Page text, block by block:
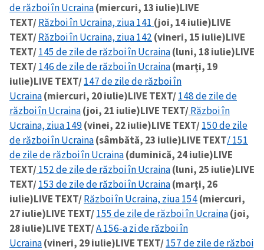
de război în Ucraina(miercuri, 13 iulie)LIVE
TEXT/Război în Ucraina, ziua 141 (joi, 14 iulie)LIVE
TEXT/Război în Ucraina, ziua 142 (vineri, 15 iulie)LIVE
TEXT/145 de zile de război în Ucraina(luni, 18 iulie)LIVE
TEXT/146 de zile de război în Ucraina(marți, 19
iulie)LIVE TEXT/147 de zile de război în
Ucraina(miercuri, 20 iulie)LIVE TEXT/148 de zile de
război în Ucraina(joi, 21 iulie)LIVE TEXT/Război în
Ucraina, ziua 149(vinei, 22 iulie)LIVE TEXT/150 de zile
de război în Ucraina(sâmbătă, 23 iulie)LIVE TEXT/ 151
de zile de război în Ucraina(duminică, 24 iulie)LIVE
TEXT/152 de zile de război în Ucraina(luni, 25 iulie)LIVE
TEXT/153 de zile de război în Ucraina(marți, 26
iulie)LIVE TEXT/Război în Ucraina, ziua 154(miercuri,
27 iulie)LIVE TEXT/155 de zile de război în Ucraina(joi,
28 iulie)LIVE TEXT/A 156-a zi de război în
Ucraina(vineri, 29 iulie)LIVE TEXT/157 de zile de război